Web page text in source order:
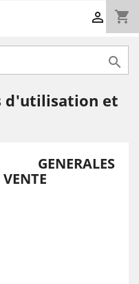
shopping_cart


d'utilisation et